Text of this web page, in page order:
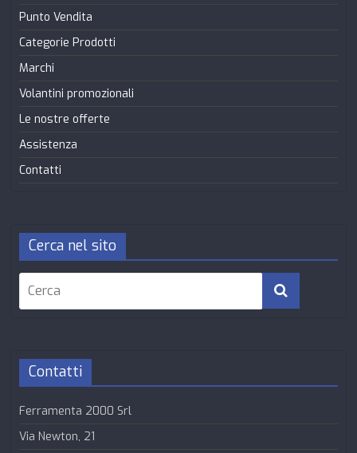
Punto Vendita
Categorie Prodotti
Marchi
Volantini promozionali
Le nostre offerte
Assistenza
Contatti
Cerca nel sito
Contatti
Ferramenta 2000 Srl
Via Newton, 21